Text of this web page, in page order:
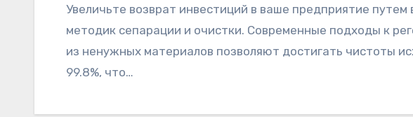
Увеличьте возврат инвестиций в ваше предприятие путем внедрения передовых
методик сепарации и очистки. Современные подходы к
из ненужных материалов позволяют достигать чистоты
99.8%, что…